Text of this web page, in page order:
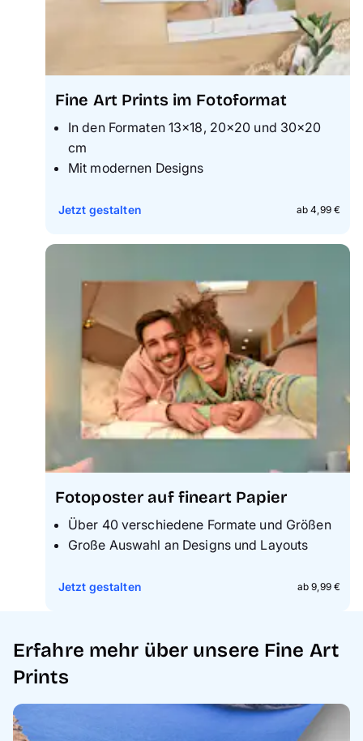
Fine Art Prints im Fotoformat
In den Formaten 13x18, 20x20 und 30x20
cm
Mit modernen Designs
ab 4,99 €
Jetzt gestalten
Fotoposter auf fineart Papier
Über 40 verschiedene Formate und Größen
Große Auswahl an Designs und Layouts
ab 9,99 €
Jetzt gestalten
Erfahre mehr über unsere Fine Art
Prints